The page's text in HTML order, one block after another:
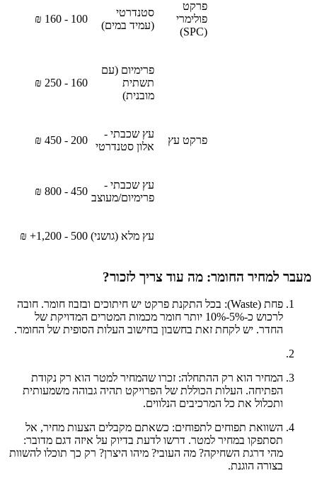
פרקט
פולימרי
(SPC)
סטנדרטי
(עמיד במים)
100 - 160 ₪
פרימיום (עם
תשתית
מובנית)
160 - 250 ₪
פרקט עץ
עץ שכבתי -
אלון סטנדרטי
200 - 450 ₪
עץ שכבתי -
פרימיום/מעוצב
450 - 800 ₪
עץ מלא (גושני) 500 - 1,200+ ₪
מעבר למחיר החומר: מה עוד צריך לזכור?
פחת (Waste): בכל התקנת פרקט יש חיתוכים ובזבוז חומר. חובה
לרכוש כ-5%-10% יותר חומר מכמות המטרים המדויקת של
החדר. יש לקחת זאת בחשבון בחישוב העלות הסופית של החומר.
המחיר הוא רק ההתחלה: זכרו שהמחיר למטר הוא רק נקודת
הפתיחה. העלות הכוללת של הפרויקט תהיה גבוהה משמעותית
ותכלול את כל המרכיבים הנלווים.
השוואת תפוחים לתפוחים: כשאתם מקבלים הצעות מחיר, אל
תסתפקו במחיר למטר. דרשו לדעת בדיוק על איזה דגם מדובר:
מהי דרגת השחיקה? מה העובי? מיהו היצרן? רק כך תוכלו להשוות
בצורה הוגנת.